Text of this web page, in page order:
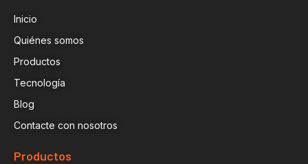
Inicio
Quiénes somos
Productos
Tecnología
Blog
Contacte con nosotros
Productos